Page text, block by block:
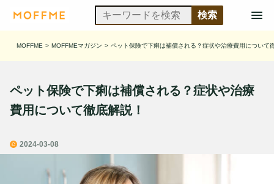
MOFFME > MOFFMEマガジン > ペット保険で下痢は補償される？症状や治療費用について
ペット保険で下痢は補償される？症状や治療
費用について徹底解説！
2024-03-08